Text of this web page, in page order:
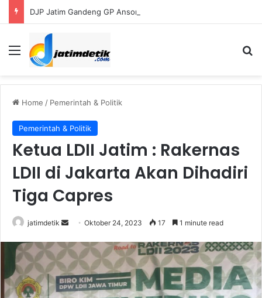
Menu
Home / Pemerintah & Politik
Pemerintah & Politik
Ketua LDII Jatim : Rakernas
LDII di Jakarta Akan Dihadiri
Tiga Capres
jatimdetik
n
d
a
n
Oktober 24, 2023 17 1 minute read